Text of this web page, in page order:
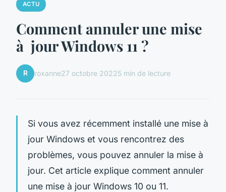
ACTU
Comment annuler une mise
à jour Windows 11 ?
R roxanne27 octobre 20225 min de lecture
Si vous avez récemment installé une mise à
jour Windows et vous rencontrez des
problèmes, vous pouvez annuler la mise à
jour. Cet article explique comment annuler
une mise à jour Windows 10 ou 11.